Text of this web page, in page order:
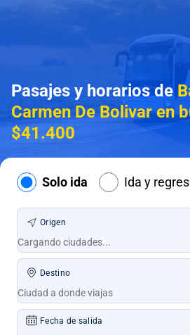
Pasajes y horarios de
Carmen De Bolivar en
$41.400
Solo ida Ida y
Origen
Destino
Fecha de salida